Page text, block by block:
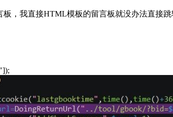
，我直接HTML模板的留言板就没办法直接